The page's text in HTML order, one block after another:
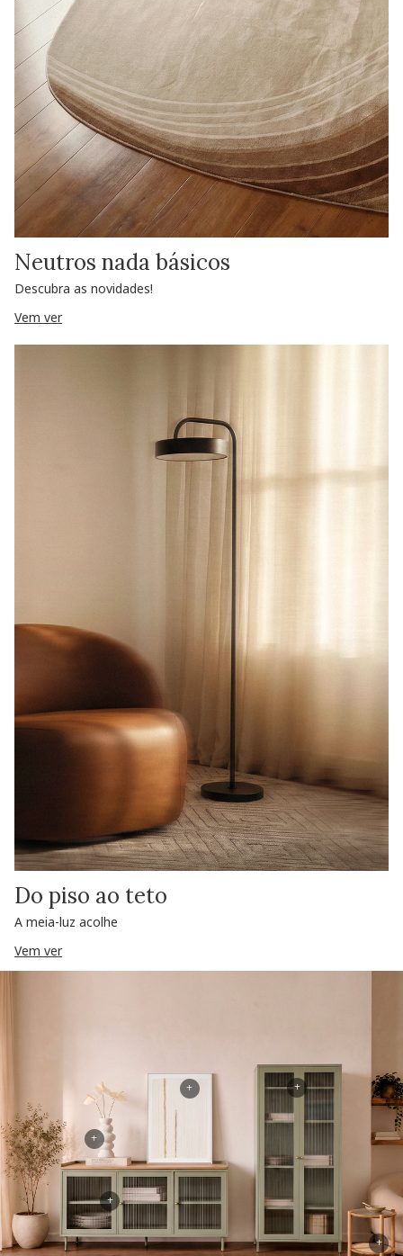
Neutros nada básicos
Descubra as novidades!
Vem ver
Do piso ao teto
A meia-luz acolhe
Vem ver
+
+
+
+
+